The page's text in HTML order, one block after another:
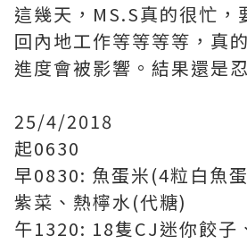
這幾天，MS.S真的很忙，
回內地工作等等等等，真
進度會被影響。結果還是
25/4/2018
起0630
早0830: 魚蛋米(4粒白魚
紫菜、熱檸水(代糖)
午1320: 18隻CJ迷你餃子